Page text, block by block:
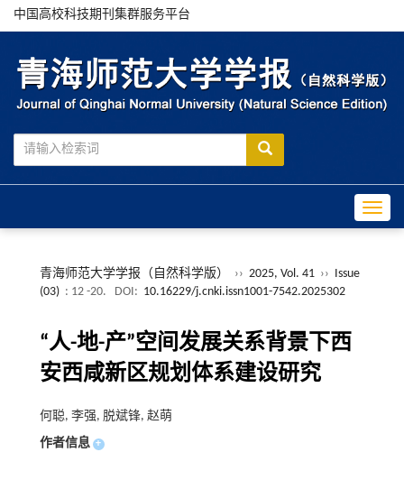
中国高校科技期刊集群服务平台
青海师范大学学报（自然科学版） ›› 2025, Vol. 41 ››
Issue
(03) : 12 -20. DOI: 10.16229/j.cnki.issn1001-7542.2025302
“人-地-产”空间发展关系背景下西
安西咸新区规划体系建设研究
何聪, 李强, 脱斌锋, 赵萌
作者信息 +